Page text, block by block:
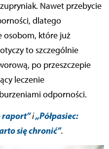
Nawet przebycie
dlatego
osobom, które już
to szczególnie
po przeszczepie
leczenie
odporności.
raport”i„Półpasiec:
się chronić”.